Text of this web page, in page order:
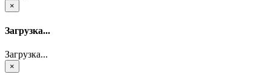
×
Загрузка...
Загрузка...
×